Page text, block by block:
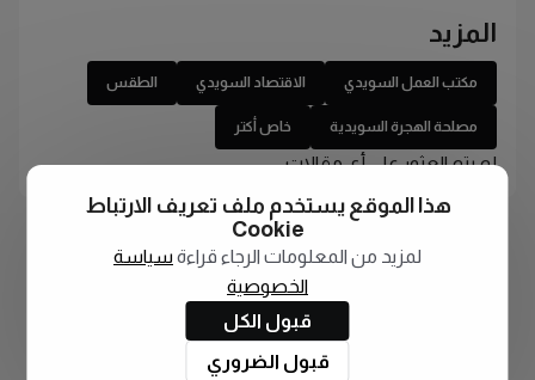
المزيد
مكتب العمل السويدي الاقتصاد السويدي الطقس
مصلحة الهجرة السويدية خاص أكتر
لم يتم العثور على أي مقالات
هذا الموقع يستخدم ملف تعريف الارتباط
Cookie
لمزيد من المعلومات الرجاء قراءة سياسة
الخصوصية
قبول الكل
قبول الضروري